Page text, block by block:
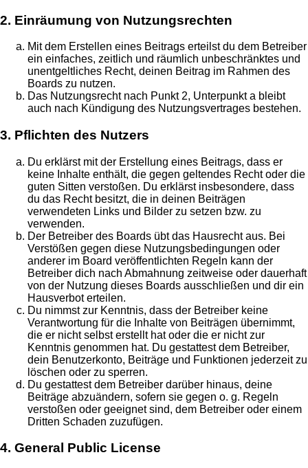
2. Einräumung von Nutzungsrechten
Mit dem Erstellen eines Beitrags erteilst du dem Betreiber
ein einfaches, zeitlich und räumlich unbeschränktes und
unentgeltliches Recht, deinen Beitrag im Rahmen des
Boards zu nutzen.
Das Nutzungsrecht nach Punkt 2, Unterpunkt a bleibt
auch nach Kündigung des Nutzungsvertrages bestehen.
3. Pflichten des Nutzers
Du erklärst mit der Erstellung eines Beitrags, dass er
keine Inhalte enthält, die gegen geltendes Recht oder die
guten Sitten verstoßen. Du erklärst insbesondere, dass
du das Recht besitzt, die in deinen Beiträgen
verwendeten Links und Bilder zu setzen bzw. zu
verwenden.
Der Betreiber des Boards übt das Hausrecht aus. Bei
Verstößen gegen diese Nutzungsbedingungen oder
anderer im Board veröffentlichten Regeln kann der
Betreiber dich nach Abmahnung zeitweise oder dauerhaft
von der Nutzung dieses Boards ausschließen und dir ein
Hausverbot erteilen.
Du nimmst zur Kenntnis, dass der Betreiber keine
Verantwortung für die Inhalte von Beiträgen übernimmt,
die er nicht selbst erstellt hat oder die er nicht zur
Kenntnis genommen hat. Du gestattest dem Betreiber,
dein Benutzerkonto, Beiträge und Funktionen jederzeit zu
löschen oder zu sperren.
Du gestattest dem Betreiber darüber hinaus, deine
Beiträge abzuändern, sofern sie gegen o. g. Regeln
verstoßen oder geeignet sind, dem Betreiber oder einem
Dritten Schaden zuzufügen.
4. General Public License